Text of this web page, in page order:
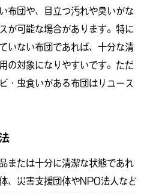
布団や、目立つ汚れや臭いがな
が可能な場合があります。特に
いない布団であれば、十分な清
の対象になりやすいです。ただ
・虫食いがある布団はリユース
または十分に清潔な状態であれ
、災害支援団体やNPO法人など